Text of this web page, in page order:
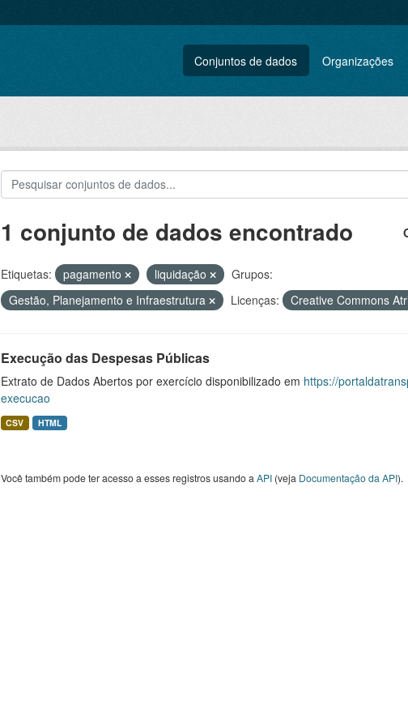
Conjuntos de dados Organizações
1 conjunto de dados encontrado
Etiquetas: pagamento liquidação
Grupos:
Gestão, Planejamento e Infraestrutura
Licenças: Creative Commons
Execução das Despesas Públicas
Extrato de Dados Abertos por exercício disponibilizado em https://
execucao
CSV HTML
Você também pode ter acesso a esses registros usando a API(veja Documentação da API).